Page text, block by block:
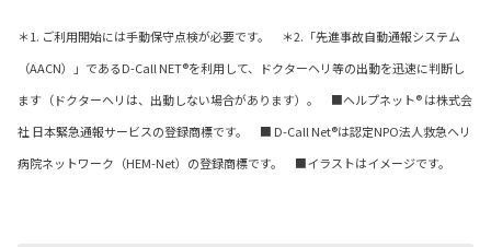
＊1. ご利用開始には手動保守点検が必要です。 ＊2.「先進事故自動通報システム
（AACN）」であるD-Call NET®を利用して、ドクターヘリ等の出動を迅速に判断し
ます（ドクターヘリは、出動しない場合があります）。 ■ヘルプネット® は株式会
社 日本緊急通報サービスの登録商標です。 ■ D-Call Net®は認定NPO法人救急ヘリ
病院ネットワーク（HEM-Net）の登録商標です。 ■イラストはイメージです。